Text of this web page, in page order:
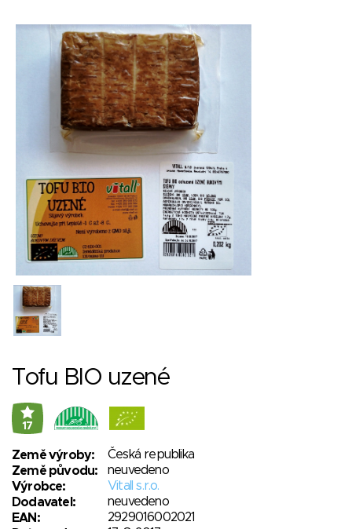
Tofu BIO uzené
17
Země výroby:
Česká republika
Země původu:
neuvedeno
Výrobce:
Vitall s.r.o.
Dodavatel:
neuvedeno
EAN:
2929016002021